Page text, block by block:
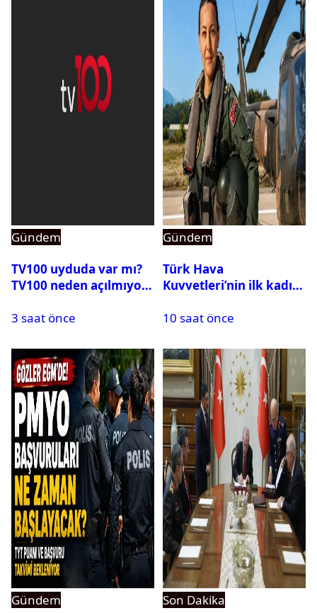
Gündem
TV100 uyduda var mı?
TV100 neden açılmıyor?
3 saat önce
Gündem
Türk Hava
Kuvvetleri’nin ilk kadın
Karapınar hakkında
ortaya çıktı
10 saat önce
Gündem
Son Dakika